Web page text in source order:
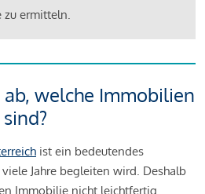
zu ermitteln.
welche Immobilien
ist ein bedeutendes
Jahre begleiten wird. Deshalb
Immobilie nicht leichtfertig